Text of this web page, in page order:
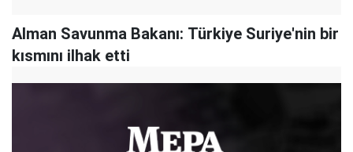
Alman Savunma Bakanı: Türkiye Suriye'nin bir
kısmını ilhak etti